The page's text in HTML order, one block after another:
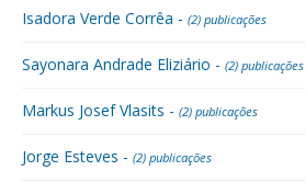
Isadora Verde Corrêa - (2) publicações
Sayonara Andrade Eliziário - (2) publicações
Markus Josef Vlasits - (2) publicações
Jorge Esteves - (2) publicações